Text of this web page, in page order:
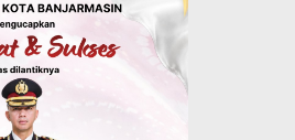
Banjarbaru
Triliun
Tutup
SiLPA